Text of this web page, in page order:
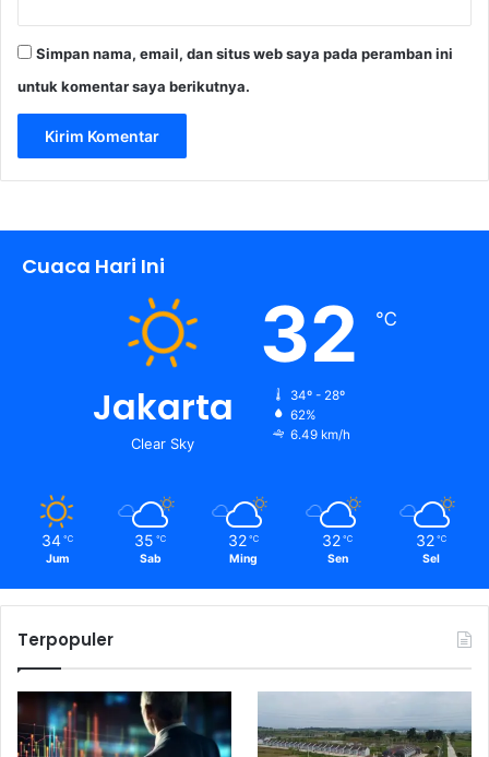
Simpan nama, email, dan situs web saya pada peramban ini
untuk komentar saya berikutnya.
Cuaca Hari Ini
Jakarta
Clear Sky
32 ℃
34º - 28º
62%
6.49 km/h
34 ℃
Jum
35 ℃
Sab
32 ℃
Ming
32 ℃
Sen
32 ℃
Sel
Terpopuler